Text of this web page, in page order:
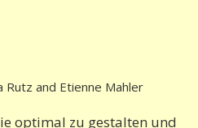
and Etienne Mahler
optimal zu gestalten und